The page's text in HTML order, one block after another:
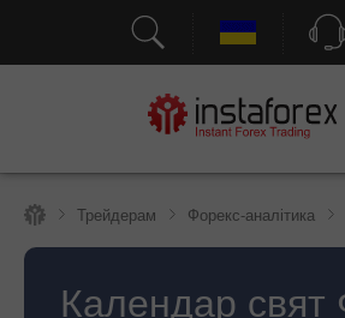
Трейдерам Форекс-аналітика
Календар свят